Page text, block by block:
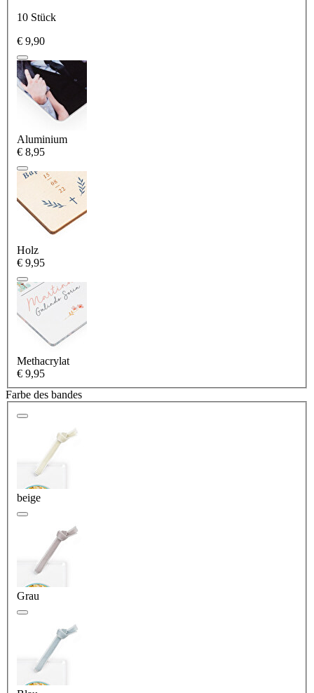
10 Stück
€ 9,90
Aluminium
€ 8,95
Holz
€ 9,95
Methacrylat
€ 9,95
Farbe des bandes
beige
Grau